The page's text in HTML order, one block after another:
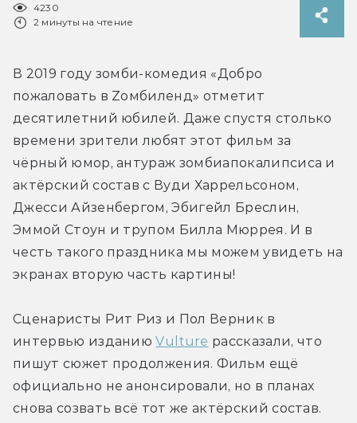
4230
2 минуты на чтение
В 2019 году зомби-комедия «Добро
пожаловать в Zомбиленд» отметит
десятилетний юбилей. Даже спустя столько
времени зрители любят этот фильм за
чёрный юмор, антураж зомбиапокалипсиса и
актёрский состав с Вуди Харрельсоном,
Джесси Айзенбергом, Эбигейл Бреслин,
Эммой Стоун и трупом Билла Мюррея. И в
честь такого праздника мы можем увидеть на
экранах вторую часть картины!
Сценаристы Рит Риз и Пол Верник в
интервью изданию Vulture рассказали, что
пишут сюжет продолжения. Фильм ещё
официально не анонсировали, но в планах
снова созвать всё тот же актёрский состав.